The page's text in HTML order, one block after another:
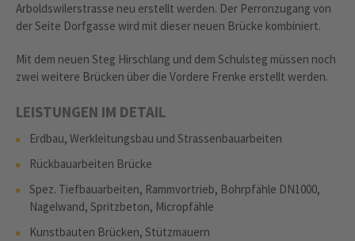
Arboldswilerstrasse neu erstellt werden. Der Perronzugang von
der Seite Dorfgasse wird mit dieser neuen Brücke kombiniert.
Mit dem neuen Steg Hirschlang und dem Schulsteg müssen noch
zwei weitere Brücken über die Vordere Frenke erstellt werden.
LEISTUNGEN IM DETAIL
Erdbau, Werkleitungsbau und Strassenbauarbeiten
Rückbauarbeiten Brücke
Spez. Tiefbauarbeiten, Rammvortrieb, Bohrpfähle DN1000,
Nagelwand, Spritzbeton, Micropfähle
Kunstbauten Brücken, Stützmauern